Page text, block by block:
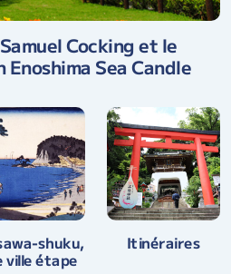
Cocking et le
Enoshima Sea Candle
shuku,
ville étape
Itinéraires